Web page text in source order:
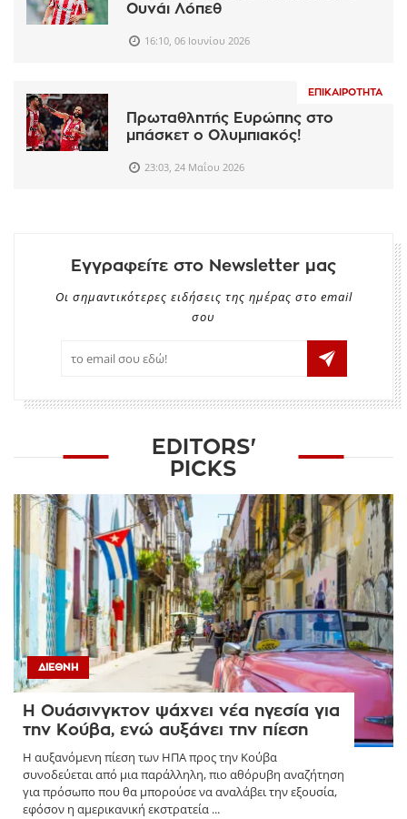
Ουνάι Λόπεθ
16:10, 06 Ιουνίου 2026
ΕΠΙΚΑΙΡΌΤΗΤΑ
Πρωταθλητής Ευρώπης στο
μπάσκετ ο Ολυμπιακός!
23:03, 24 Μαΐου 2026
Εγγραφείτε στο Newsletter μας
Οι σημαντικότερες ειδήσεις της ημέρας στο email
σου
EDITORS'
PICKS
ΔΙΕΘΝΉ
Η Ουάσινγκτον ψάχνει νέα ηγεσία για
την Κούβα, ενώ αυξάνει την πίεση
Η αυξανόμενη πίεση των ΗΠΑ προς την Κούβα
συνοδεύεται από μια παράλληλη, πιο αθόρυβη αναζήτηση
για πρόσωπο που θα μπορούσε να αναλάβει την εξουσία,
εφόσον η αμερικανική εκστρατεία ...